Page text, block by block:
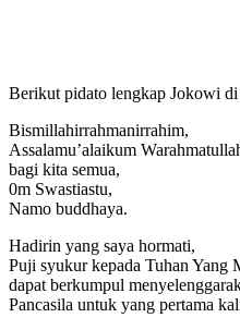
Berikut pidato lengkap Jokowi
Bismillahirrahmanirrahim,
Assalamu’alaikum
bagi kita semua,
0m Swastiastu,
Namo buddhaya.
Hadirin yang saya hormati,
Puji syukur kepada Tuhan Yang
dapat berkumpul
Pancasila untuk yang pertama